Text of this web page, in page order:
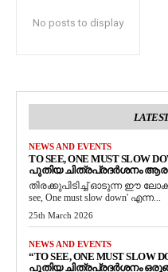
No posts to display
NEWS AND EVENTS
TO SEE, ONE MUST
പുതിയ ചിത്രപ്രദർശനം
തിരക്കുപിടിച്ച് ഓടുന്ന ഈ
see, One must slow down' എന്ന...
25th March 2026
NEWS AND EVENTS
“TO SEE, ONE MUST
പുതിയ ചിത്രപ്രദർശനം